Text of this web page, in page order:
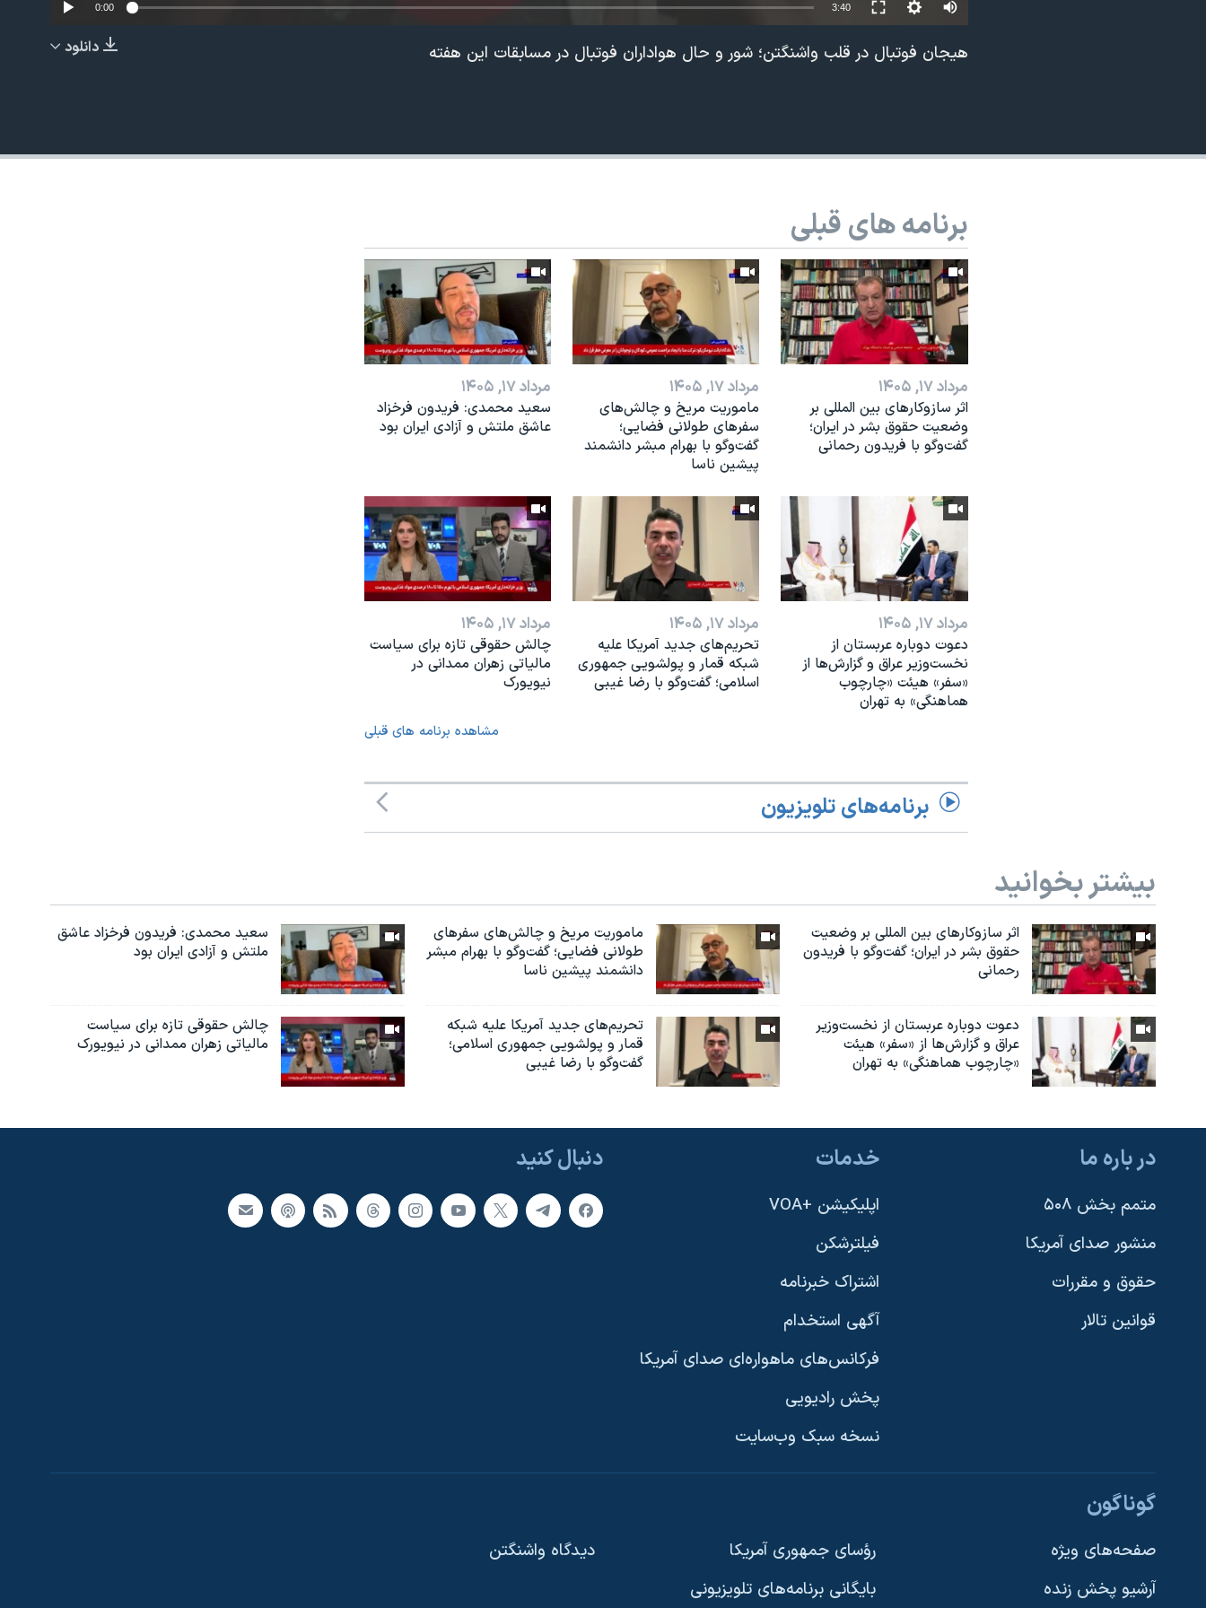
دنبال کنید
زبانهای مختلف
EMBED
Auto
240p
360p
720p
1080p
0:00 3:40
دانلود هیجان فوتبال در قلب واشنگتن؛ شور و حال هواداران فوتبال در مسابقات این هفته
برنامه های قبلی
مرداد ۱۷, ۱۴۰۵
اثر ساز‌و‌کارهای بین المللی بر
وضعیت حقوق بشر در ایران؛
گفت‌وگو با فریدون رحمانی
مرداد ۱۷, ۱۴۰۵
ماموریت مریخ و چالش‌های
سفرهای طولانی فضایی؛
گفت‌وگو با بهرام مبشر دانشمند
پیشین ناسا
مرداد ۱۷, ۱۴۰۵
سعید محمدی: فریدون فرخزاد
عاشق ملتش و آزادی ایران بود
مرداد ۱۷, ۱۴۰۵
دعوت دوباره عربستان از
نخست‌وزیر عراق و گزارش‌ها از
«سفر» هیئت «چارچوب
هماهنگی» به تهران
مرداد ۱۷, ۱۴۰۵
تحریم‌های جدید آمریکا علیه
شبکه قمار و پولشویی جمهوری
اسلامی؛ گفت‌وگو با رضا غیبی
مرداد ۱۷, ۱۴۰۵
چالش حقوقی تازه برای سیاست
مالیاتی زهران ممدانی در
نیویورک
مشاهده برنامه های قبلی
برنامه‌های تلویزیون
بیشتر بخوانید
اثر ساز‌و‌کارهای بین المللی بر وضعیت
حقوق بشر در ایران؛ گفت‌وگو با فریدون
رحمانی
ماموریت مریخ و چالش‌های سفرهای
طولانی فضایی؛ گفت‌وگو با بهرام مبشر
دانشمند پیشین ناسا
سعید محمدی: فریدون فرخزاد عاشق
ملتش و آزادی ایران بود
دعوت دوباره عربستان از نخست‌وزیر
عراق و گزارش‌ها از «سفر» هیئت
«چارچوب هماهنگی» به تهران
تحریم‌های جدید آمریکا علیه شبکه
قمار و پولشویی جمهوری اسلامی؛
گفت‌وگو با رضا غیبی
چالش حقوقی تازه برای سیاست
مالیاتی زهران ممدانی در نیویورک
دنبال کنید در باره ما
متمم بخش ۵۰۸
منشور صدای آمریکا
حقوق و مقررات
قوانین تالار
خدمات
اپلیکیشن +VOA
فیلترشکن
اشتراک خبرنامه
آگهی استخدام
فرکانس‌های ماهواره‌ای صدای آمریکا
پخش رادیویی
نسخه سبک وب‌سایت
گوناگون
صفحه‌های ویژه
آرشیو پخش زنده
رؤسای جمهوری آمریکا
بایگانی برنامه‌های تلویزیونی
دیدگاه‌ واشنگتن